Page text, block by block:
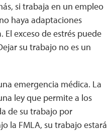
si trabaja en un empleo
haya adaptaciones
exceso de estrés puede
su trabajo no es un
emergencia médica. La
ley que permite a los
de su trabajo por
la FMLA, su trabajo estará